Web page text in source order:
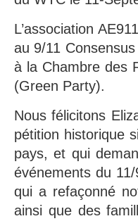
L’association
au 9/11
à la Chambre des
(Green Party).
Nous félicitons
pétition historique
pays, et qui
événements du
qui a refaçonné
ainsi que des